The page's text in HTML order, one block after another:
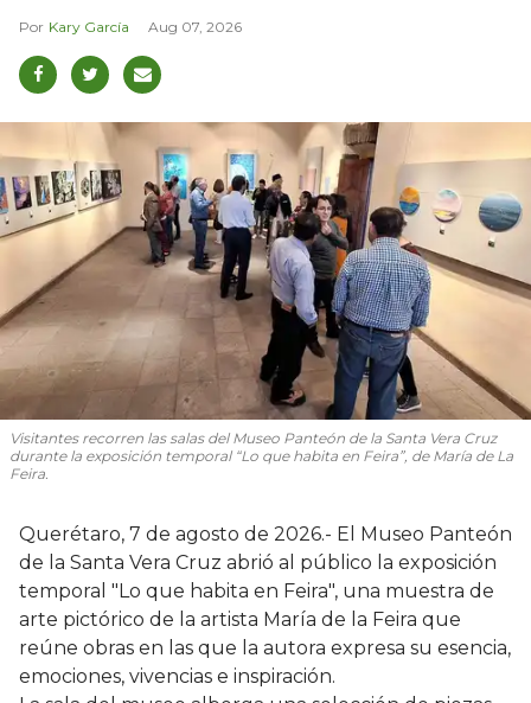
Kary García Aug 07, 2026
Visitantes recorren las salas del Museo Panteón de la Santa Vera Cruz
durante la exposición temporal “Lo que habita en Feira”, de María de La
Feira.
Querétaro, 7 de agosto de 2026.- El Museo Panteón
de la Santa Vera Cruz abrió al público la exposición
temporal "Lo que habita en Feira", una muestra de
arte pictórico de la artista María de la Feira que
reúne obras en las que la autora expresa su esencia,
emociones, vivencias e inspiración.